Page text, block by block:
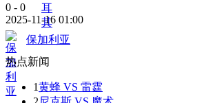
0 - 0
2025-11-16 01:00
保加利亚
热点新闻
1黄蜂 VS 雷霆